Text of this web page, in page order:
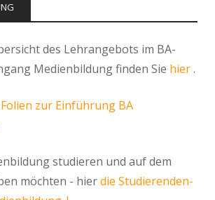
des Lehrangebots im BA-
Medienbildung finden Sie hier.
Folien zur Einführung BA
studieren und auf dem
möchten - hierdie Studierenden-